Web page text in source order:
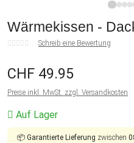
Wärmekissen -
Schreib eine Bewertung
CHF 49.95
Preise inkl. MwSt. zzgl. Versandkosten
Auf Lager
📦 Garantierte Lieferung zwischen